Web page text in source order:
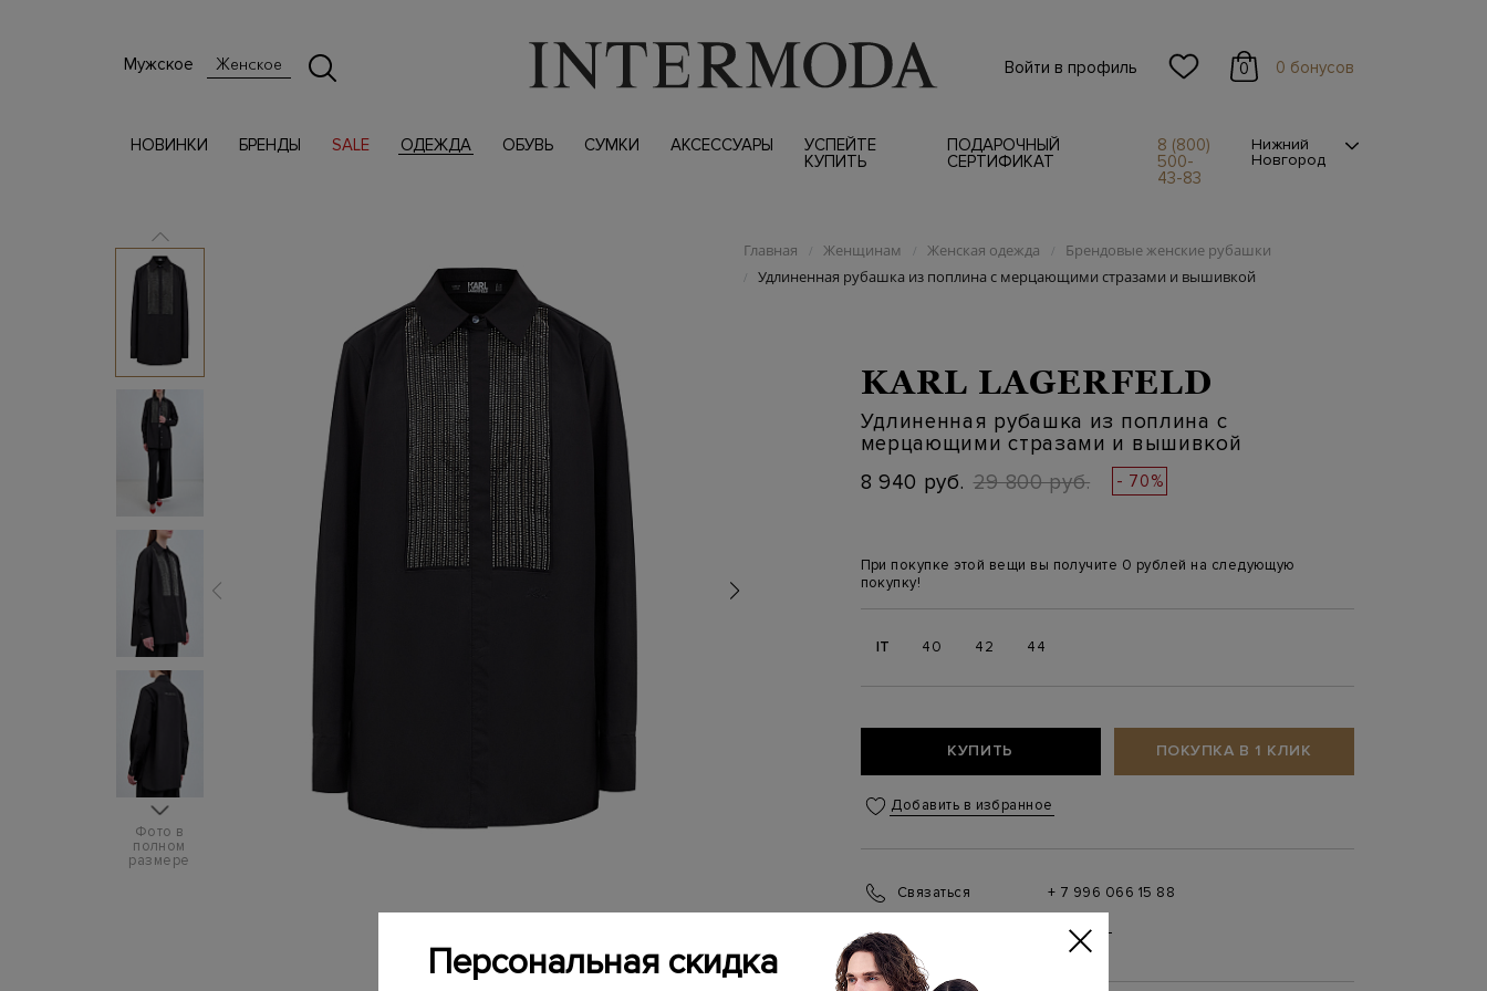
Мужское Женское Войти в профиль 0 0 бонусов
НОВИНКИ БРЕНДЫ SALE ОДЕЖДА ОБУВЬ СУМКИ АКСЕССУАРЫ
УСПЕЙТЕ
КУПИТЬ
ПОДАРОЧНЫЙ
СЕРТИФИКАТ
8 (800)
500-
43-83
Нижний
Новгород
Фото в
полном
размере
Главная / Женщинам / Женская одежда / Брендовые женские рубашки
/ Удлиненная рубашка из поплина с мерцающими стразами и вышивкой
KARL LAGERFELD
Удлиненная рубашка из поплина с
мерцающими стразами и вышивкой
8 940 руб. 29 800 руб. - 70%
При покупке этой вещи вы получите 0 рублей на следующую
покупку!
IT 40 42 44
КУПИТЬ ПОКУПКА В 1 КЛИК
Добавить в избранное
Связаться
+ 7 996 066 15 88
(ежедневно с 10:00 до 21:00)
Персональная скидка